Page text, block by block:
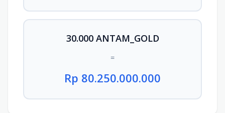
30.000 ANTAM_GOLD
=
Rp 80.250.000.000